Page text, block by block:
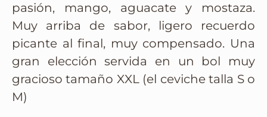
pasión, mango, aguacate y mostaza.
Muy arriba de sabor, ligero recuerdo
picante al final, muy compensado. Una
gran elección servida en un bol muy
gracioso tamaño XXL (el ceviche talla S o
M)